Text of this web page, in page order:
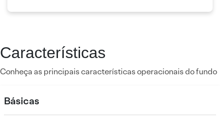
Características
Conheça as principais características operacionais do fundo
Básicas